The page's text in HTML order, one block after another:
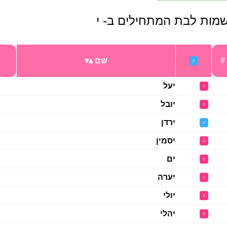
לבת המתחילים ב- י
#
♂ שם
♀ יעל
♀ יובל
♂ ירדן
♀ יסמין
♀ ים
♀ יערה
♀ יולי
♀ יהלי